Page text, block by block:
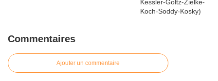
Commentaires
Ajouter un commentaire